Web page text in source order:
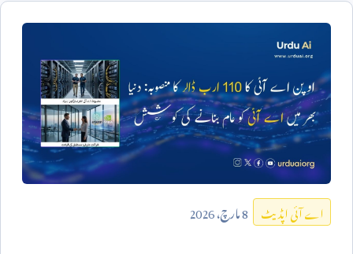
اے آئی اپڈیٹ 8مارچ،2026